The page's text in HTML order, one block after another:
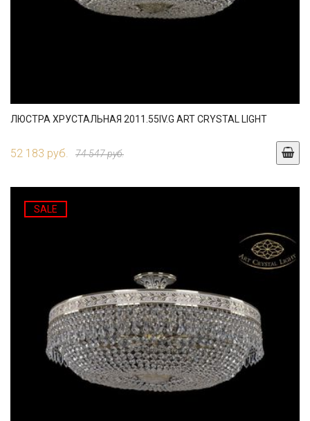
ЛЮСТРА ХРУСТАЛЬНАЯ 2011.55IV.G ART CRYSTAL LIGHT
52 183 руб. 74 547 руб.
SALE